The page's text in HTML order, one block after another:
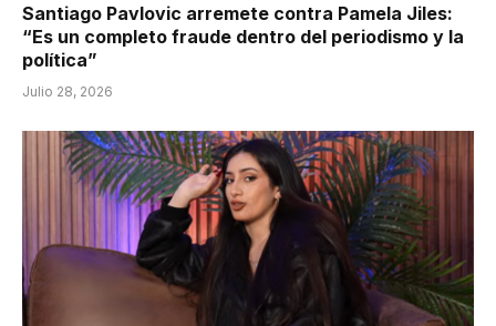
Santiago Pavlovic arremete contra Pamela Jiles:
“Es un completo fraude dentro del periodismo y la
política”
Julio 28, 2026